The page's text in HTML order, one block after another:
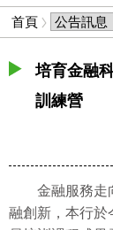
首頁
麵
包
屑
培育金融
訓練營
金融服務走向
融創新，本行於